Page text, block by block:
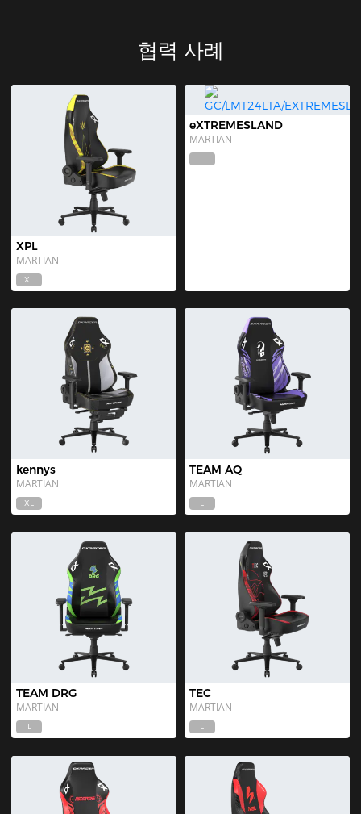
협력 사례
XPL
MARTIAN
XL
eXTREMESLAND
MARTIAN
L
kennys
MARTIAN
XL
TEAM AQ
MARTIAN
L
TEAM DRG
MARTIAN
L
TEC
MARTIAN
L